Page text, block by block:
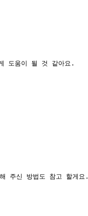
도움이 될 것 같아요.
주신 방법도 참고 할게요.